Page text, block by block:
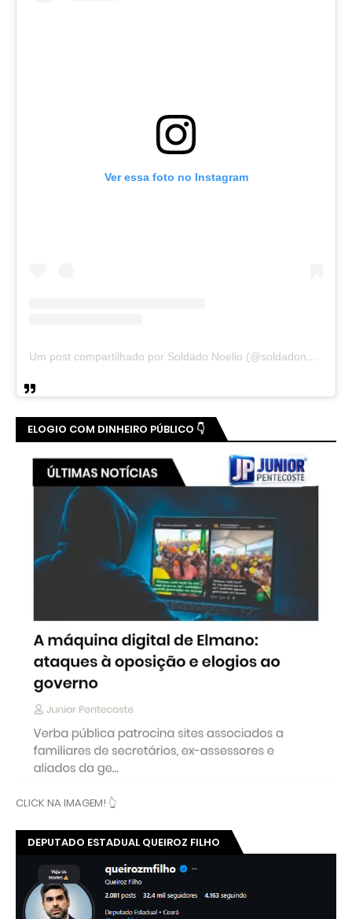
Ver essa foto no Instagram
Um post compartilhado por Soldado Noelio (@soldadonoelio)
ELOGIO COM DINHEIRO PÚBLICO 👇
CLICK NA IMAGEM! 👆
DEPUTADO ESTADUAL QUEIROZ FILHO